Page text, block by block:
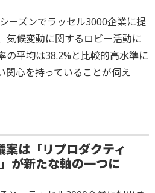
ーズンでラッセル3000企業に提
気候変動に関するロビー活動に
の平均は38.2%と比較的高水準に
関心を持っていることが伺え
案は「リプロダクティ
が新たな軸の一つに